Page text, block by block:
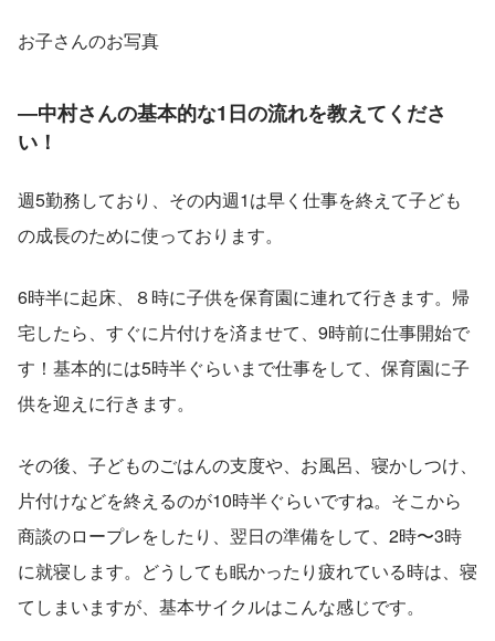
お子さんのお写真
―中村さんの基本的な1日の流れを教えてくださ
い！
週5勤務しており、その内週1は早く仕事を終えて子ども
の成長のために使っております。
6時半に起床、８時に子供を保育園に連れて行きます。帰
宅したら、すぐに片付けを済ませて、9時前に仕事開始で
す！基本的には5時半ぐらいまで仕事をして、保育園に子
供を迎えに行きます。
その後、子どものごはんの支度や、お風呂、寝かしつけ、
片付けなどを終えるのが10時半ぐらいですね。そこから
商談のロープレをしたり、翌日の準備をして、2時〜3時
に就寝します。どうしても眠かったり疲れている時は、寝
てしまいますが、基本サイクルはこんな感じです。